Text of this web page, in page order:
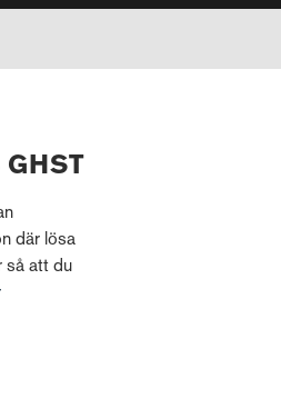
där lösa
så att du